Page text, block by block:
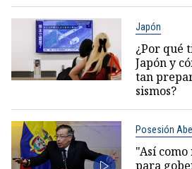
Japón
¿Por qué
Japón y
tan
sismos?
Posesión
"Así
para